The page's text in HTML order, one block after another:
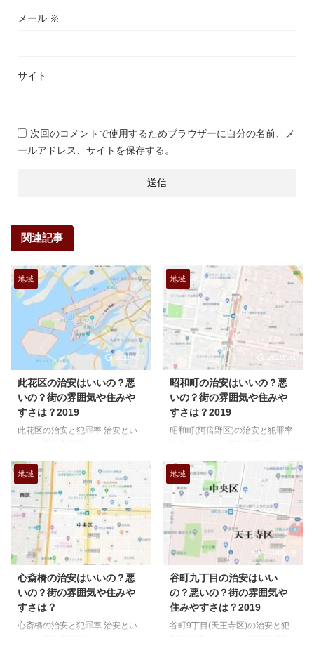
メール ※
サイト
次回のコメントで使用するためブラウザーに自分の名前、メ
ールアドレス、サイトを保存する。
関連記事
地域
2018/4/7
此花区の治安はいいの？悪
いの？街の雰囲気や住みや
すさは？2019
此花区の治安と犯罪率 治安とい
説明になりがちなんですよね、な
んでか、というとあんまりマイナ
スイメージをつけると、おすすめ
物件があった場合に話をフリにく
いとか、もっと繊細な所では出身
地だったらどうしよう。なんてこ
とを考えてしまう事もあります。
ですが、今回の検証はそういった
私情をはさまずにあくまで数字の
統計としての治安というものを考
えてみました。 大阪24区の治安
ランキング と、いう訳でこちら
の記事で24区のランキングとい
地域
2018/5/1
昭和町の治安はいいの？悪
いの？街の雰囲気や住みや
すさは？2019
昭和町(阿倍野区)の治安と犯罪率
っとした説明になりがちなんです
よね、なんでか、というとあんま
りマイナスイメージをつけると、
おすすめ物件があった場合に話を
フリにくいとか、もっと繊細な所
では出身地だったらどうしよう。
なんてことを考えてしまう事もあ
ります。 ですが、今回の検証は
そういった私情をはさまずにあく
まで数字の統計としての治安とい
うものを考えてみました。 大阪
24区の治安ランキング と、いう
訳でこちらの記事で24区のラン
地域
心斎橋の治安はいいの？悪
いの？街の雰囲気や住みや
すさは？
心斎橋の治安と犯罪率 治安とい
地域
2018/5/28
谷町九丁目の治安はいい
の？悪いの？街の雰囲気や
住みやすさは？2019
谷町9丁目(天王寺区)の治安と犯